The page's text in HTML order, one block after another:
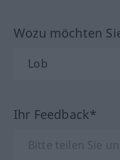
Wozu möchten
Ihr Feedback*